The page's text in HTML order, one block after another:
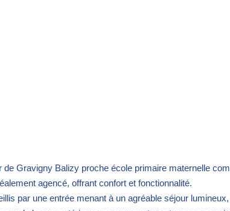
Gravigny Balizy proche école primaire maternelle
agencé, offrant confort et fonctionnalité.
par une entrée menant à un agréable séjour